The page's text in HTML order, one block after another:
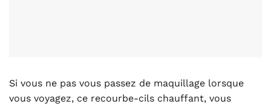
Si vous ne pas vous passez de maquillage lorsque
vous voyagez, ce recourbe-cils chauffant, vous